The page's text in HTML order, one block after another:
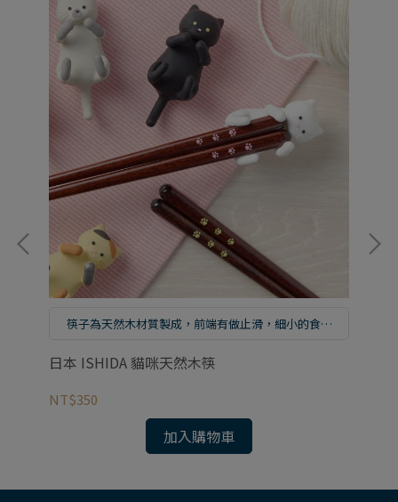
筷子為天然木材質製成，前端有做止滑，細小的食物
日本 ISHIDA 貓咪天然木筷
NT$350
加入購物車